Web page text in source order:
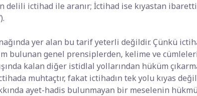
delili ictihad ile aranır; İctihad ise kıyastan
yer alan bu tarif yeterli değildir. Çünkü
bulunan genel prensiplerden, kelime ve
kalan diğer istidlal yollarından hüküm
muhtaçtır, fakat ictihadın tek yolu kıyas
ayet-hadis bulunmayan bir meselenin